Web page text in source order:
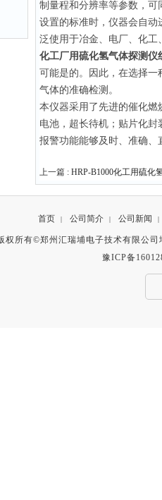
制量程和分辨率等参数，可
设置的标准时，仪器会自
泛使用于冶金、电厂、化
化工厂用硫化氢气体探测仪
可能是的。因此，在选择
气体的准确检测。
本仪器采用了先进的催化
电池，超长待机；贴片化
报警功能能够及时、准确、
上一篇 : HRP-B1000化工用硫化
首页 | 公司简介 | 公司新闻 |
权所有©郑州汇瑞埔电子技术有限公
豫ICP备